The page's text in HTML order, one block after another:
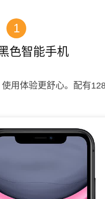
1
色智能手机
用体验更舒心。配有